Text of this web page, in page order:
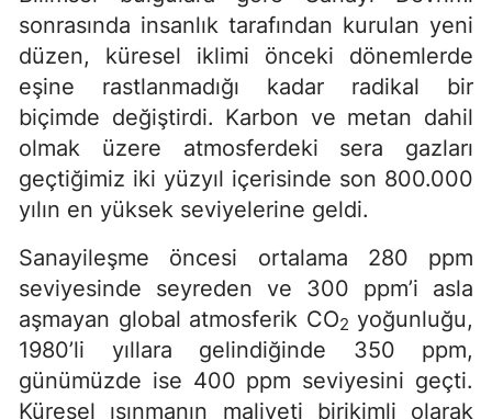
sonrasında insanlık tarafından kurulan yeni
düzen, küresel iklimi önceki dönemlerde
eşine rastlanmadığı kadar radikal bir
biçimde değiştirdi. Karbon ve metan dahil
olmak üzere atmosferdeki sera gazları
geçtiğimiz iki yüzyıl içerisinde son 800.000
yılın en yüksek seviyelerine geldi.
Sanayileşme öncesi ortalama 280 ppm
seviyesinde seyreden ve 300 ppm’i asla
aşmayan global atmosferik CO2 yoğunluğu,
1980’li yıllara gelindiğinde 350 ppm,
günümüzde ise 400 ppm seviyesini geçti.
Küresel ısınmanın maliyeti birikimli olarak